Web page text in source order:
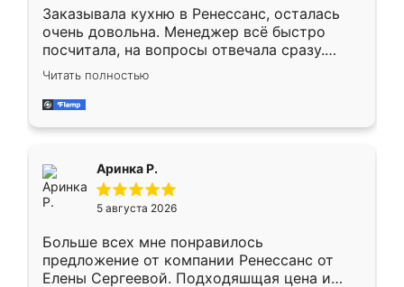
Заказывала кухню в Ренессанс, осталась
очень довольна. Менеджер всё быстро
посчитала, на вопросы отвечала сразу.
Замерщик приехал в субботу, подошёл к
делу со всей ответственностью. Собрали
за день, ребята работали аккуратно, даже
Читать полностью
Аринка Р.
5 августа 2026
Больше всех мне понравилось
предложение от компании Ренессанс от
Елены Сергеевой. Подходяшщая цена и